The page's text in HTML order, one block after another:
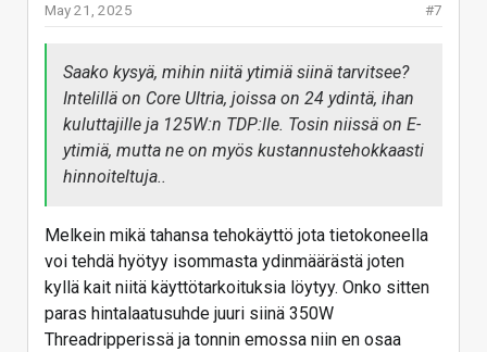
#7
May 21, 2025
Saako kysyä, mihin niitä ytimiä siinä tarvitsee?
Intelillä on Core Ultria, joissa on 24 ydintä, ihan
kuluttajille ja 125W:n TDP:lle. Tosin niissä on E-
ytimiä, mutta ne on myös kustannustehokkaasti
hinnoiteltuja..
Melkein mikä tahansa tehokäyttö jota tietokoneella
voi tehdä hyötyy isommasta ydinmäärästä joten
kyllä kait niitä käyttötarkoituksia löytyy. Onko sitten
paras hintalaatusuhde juuri siinä 350W
Threadripperissä ja tonnin emossa niin en osaa